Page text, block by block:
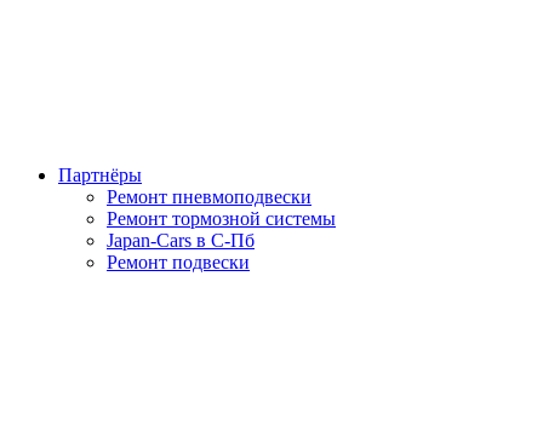
Партнёры
Ремонт пневмоподвески
Ремонт тормозной системы
Japan-Cars в С-Пб
Ремонт подвески